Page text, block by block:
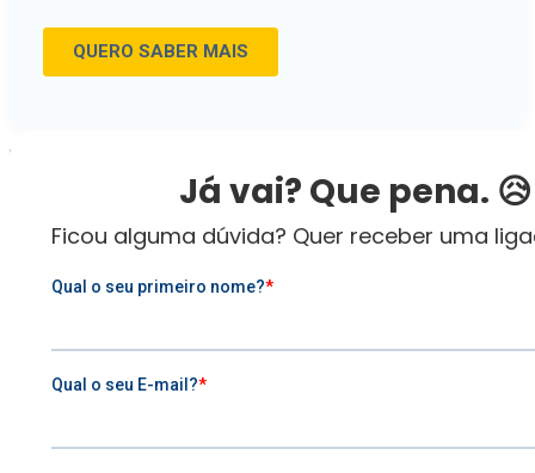
Já vai? Que pena. 😥
Ficou alguma dúvida? Quer receber uma